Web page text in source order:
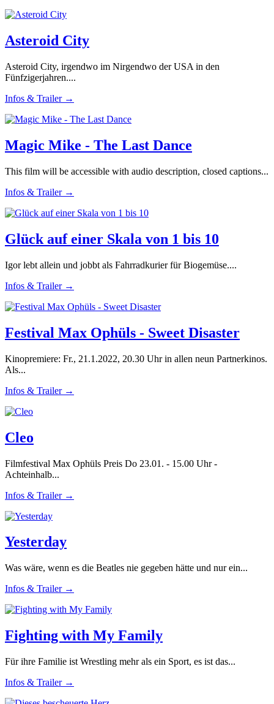
Asteroid City
Asteroid City, irgendwo im Nirgendwo der USA in den
Fünfzigerjahren....
Infos & Trailer →
Magic Mike - The Last Dance
This film will be accessible with audio description, closed captions...
Infos & Trailer →
Glück auf einer Skala von 1 bis 10
Igor lebt allein und jobbt als Fahrradkurier für Biogemüse....
Infos & Trailer →
Festival Max Ophüls - Sweet Disaster
Kinopremiere: Fr., 21.1.2022, 20.30 Uhr in allen neun Partnerkinos.
Als...
Infos & Trailer →
Cleo
Filmfestival Max Ophüls Preis Do 23.01. - 15.00 Uhr -
Achteinhalb...
Infos & Trailer →
Yesterday
Was wäre, wenn es die Beatles nie gegeben hätte und nur ein...
Infos & Trailer →
Fighting with My Family
Für ihre Familie ist Wrestling mehr als ein Sport, es ist das...
Infos & Trailer →